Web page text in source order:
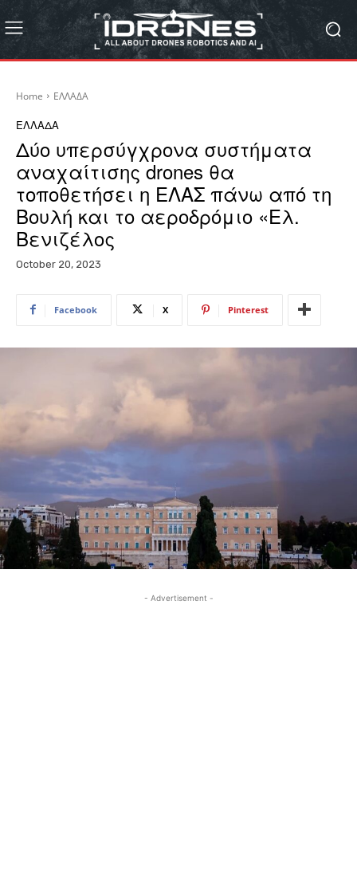
Home ΕΛΛΑΔΑ
ΕΛΛΑΔΑ
Δύο υπερσύγχρονα συστήματα
αναχαίτισης drones θα
τοποθετήσει η ΕΛΑΣ πάνω από τη
Βουλή και το αεροδρόμιο «Ελ.
Βενιζέλος
October 20, 2023
Facebook X Pinterest
- Advertisement -